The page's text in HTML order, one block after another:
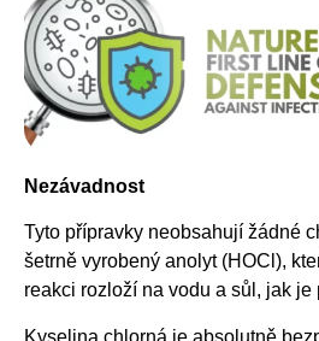
Nezávadnost
Tyto přípravky neobsahují žádné
šetrně vyrobený anolyt (HOCl),
reakci rozloží na vodu a sůl, jak je
Kyselina chlorná je absolutně